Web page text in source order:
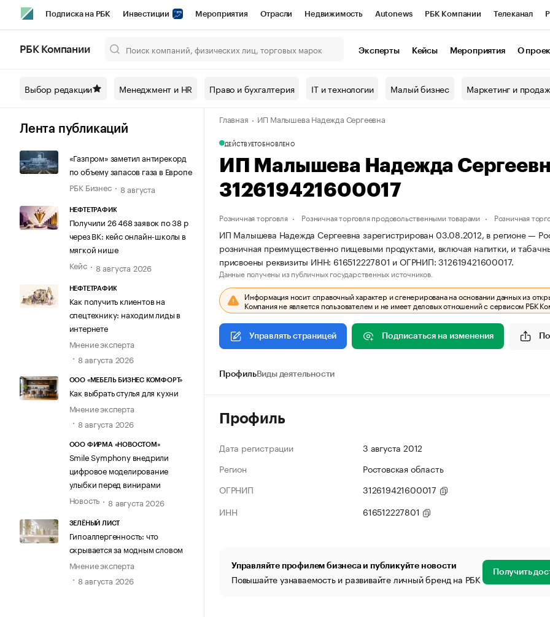
Подписка на РБК Инвестиции Мероприятия Отрасли Недвижимость Autonews РБК Компании Телеканал
Спецпроекты СПб Конференции СПб Спецпроекты Проверка контрагентов
Технологии и медиа Рынок наличной валюты
РБК Компании Эксперты Кейсы Мероприятия О
Выбор редакции Менеджмент и HR Право и бухгалтерия IT и технологии Малый бизнес Маркетинг и
Лента публикаций
«Газпром» заметил антирекорд
по объему запасов газа в Европе
РБК Бизнес
8 августа
НЕФТЕТРАФИК
Получили 26 468 заявок по 38 р
через ВК: кейс онлайн-школы в
мягкой нише
Кейс
8 августа 2026
НЕФТЕТРАФИК
Как получить клиентов на
спецтехнику: находим лиды в
интернете
Мнение эксперта
8 августа 2026
ООО «МЕБЕЛЬ БИЗНЕС КОМФОРТ»
Как выбрать стулья для кухни
Мнение эксперта
8 августа 2026
ООО ФИРМА «НОВОСТОМ»
Smile Symphony внедрили
цифровое моделирование
улыбки перед винирами
Новость
8 августа 2026
ЗЕЛЁНЫЙ ЛИСТ
Гипоаллергенность: что
скрывается за модным словом
Мнение эксперта
8 августа 2026
Главная ИП Малышева Надежда Сергеевна
ДЕЙСТВУЕТОБНОВЛЕНО
ИП Малышева Надежда
312619421600017
Розничная торговля Розничная торговля продовольственными товарами Розничная
ИП Малышева Надежда Сергеевна зарегистрирован 03.08.2012, в регионе —
розничная преимущественно пищевыми продуктами, включая напитки, и
присвоены реквизиты ИНН: 616512227801 и ОГРНИП: 312619421600017.
Данные получены из публичных государственных источников.
Информация носит справочный характер и сгенерирована на основании данных из
Компания не является пользователем и не имеет деловых отношений с сервисом РБК
Управлять страницей Подписаться на изменения
ПрофильВиды деятельности
Профиль
Дата регистрации
3 августа 2012
Регион
Ростовская область
ОГРНИП
312619421600017
ИНН
616512227801
Управляйте профилем бизнеса и публикуйте новости
Повышайте узнаваемость и развивайте личный бренд на РБК Получить